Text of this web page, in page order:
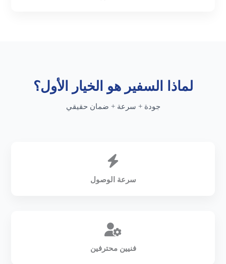
لماذا السفير هو الخيار الأول؟
جودة + سرعة + ضمان حقيقي
سرعة الوصول
فنيين محترفين